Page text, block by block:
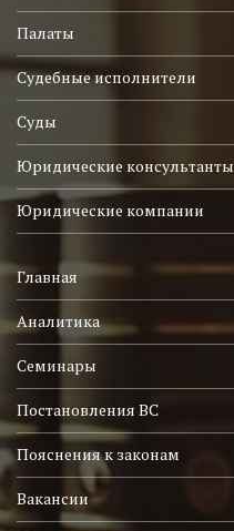
Палаты
Судебные исполнители
Суды
Юридические консультанты
Юридические компании
Главная
Аналитика
Семинары
Постановления ВС
Пояснения к законам
Вакансии